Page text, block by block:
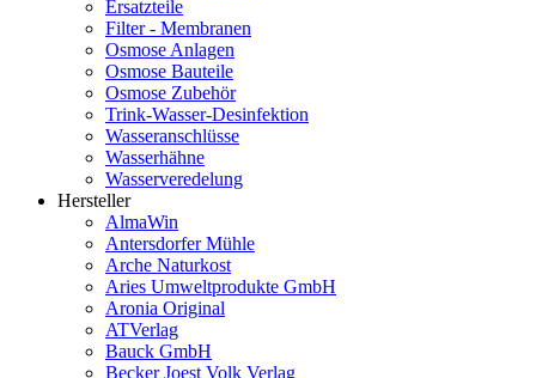
Ersatzteile
Filter - Membranen
Osmose Anlagen
Osmose Bauteile
Osmose Zubehör
Trink-Wasser-Desinfektion
Wasseranschlüsse
Wasserhähne
Wasserveredelung
Hersteller
AlmaWin
Antersdorfer Mühle
Arche Naturkost
Aries Umweltprodukte GmbH
Aronia Original
ATVerlag
Bauck GmbH
Becker Joest Volk Verlag